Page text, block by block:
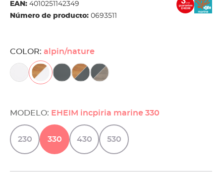
EAN: 4010251142349
Número de producto: 0693511
COLOR: alpin/nature
MODELO: EHEIM incpiria marine 330
230 330 430 530